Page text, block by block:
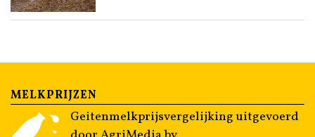
MELKPRIJZEN
Geitenmelkprijsvergelijking uitgevoerd